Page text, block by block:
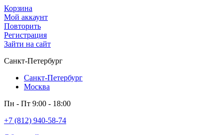
Корзина
Мой аккаунт
Повторить
Регистрация
Зайти на сайт
Санкт-Петербург
Санкт-Петербург
Москва
Пн - Пт 9:00 - 18:00
+7 (812) 940-58-74